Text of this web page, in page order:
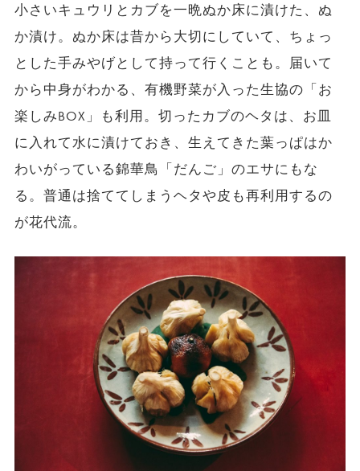
小さいキュウリとカブを一晩ぬか床に漬けた、ぬ
か漬け。ぬか床は昔から大切にしていて、ちょっ
とした手みやげとして持って行くことも。届いて
から中身がわかる、有機野菜が入った生協の「お
楽しみBOX」も利用。切ったカブのヘタは、お皿
に入れて水に漬けておき、生えてきた葉っぱはか
わいがっている錦華鳥「だんご」のエサにもな
る。普通は捨ててしまうヘタや皮も再利用するの
が花代流。